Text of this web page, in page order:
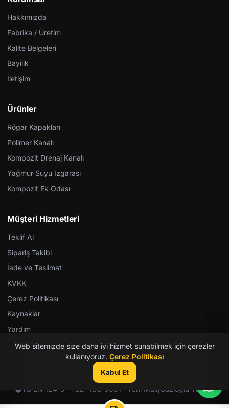
Hakkımızda
Fabrika / Üretim
Kalite Belgeleri
Bayilik
İletişim
Ürünler
Rögar Kapakları
Polimer Kanalı
Kompozit Drenaj Kanalı
Yağmur Suyu Izgarası
Kompozit Ek Odası
Müşteri Hizmetleri
Teklif Al
Sipariş Takibi
İade ve Teslimat
KVKK
Çerez Politikası
Kaynaklar
Yardım
© 2026 Kent Teknik Kimya. Tüm hakları saklıdır.
TS EN 124-5 · TSE · ISO 9001 · Yerli Malı|Gazioğlu Yazılım
Web sitemizde size daha iyi hizmet sunabilmek için çerezler
kullanıyoruz. Çerez Politikası
Kabul Et